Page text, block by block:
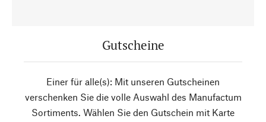
Gutscheine
Einer für alle(s): Mit unseren Gutscheinen
verschenken Sie die volle Auswahl des Manufactum
Sortiments. Wählen Sie den Gutschein mit Karte